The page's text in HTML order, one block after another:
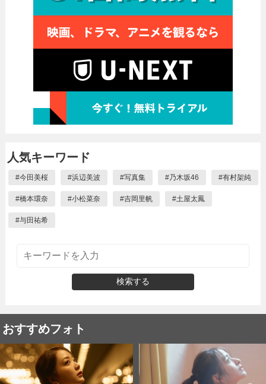
人気キーワード
#今田美桜 #浜辺美波 #写真集 #乃木坂46 #有村架純
#橋本環奈 #小松菜奈 #吉岡里帆 #土屋太鳳
#与田祐希
検索する
おすすめフォト